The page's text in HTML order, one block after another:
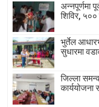
अन्नपूर्णमा
शिविर,
भुर्तेल
सुधारमा
जिल्ला
कार्ययोजना